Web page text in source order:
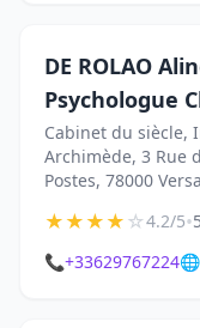
DE ROLAO
Psychologue
Cabinet du siècle,
Archimède, 3 Rue
Postes, 78000
★★★★☆4.2/5•
📞+33629767224🌐